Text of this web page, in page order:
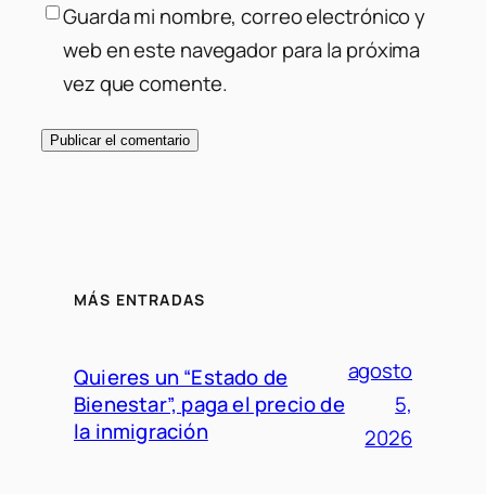
Guarda mi nombre, correo electrónico y
web en este navegador para la próxima
vez que comente.
MÁS ENTRADAS
Quieres un “Estado de
Bienestar”, paga el precio de
la inmigración
agosto
5,
2026